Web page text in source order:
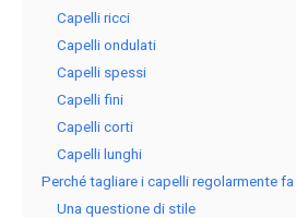
Capelli ricci
Capelli ondulati
Capelli spessi
Capelli fini
Capelli corti
Capelli lunghi
Perché tagliare i capelli regolarmente fa
Una questione di stile